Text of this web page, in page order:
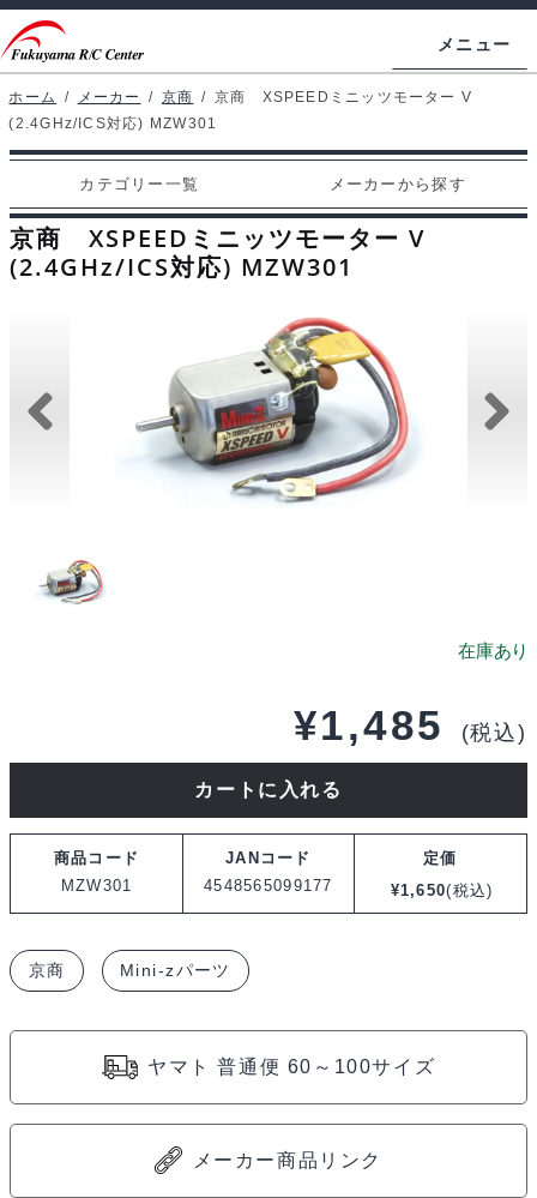
ビ
ゲ
ー
シ
ン
へ
ン
テ
ン
ツ
ス
キ
メニュー
ホームページ
マイアカウント
カート
支払い
メーカーから探す
ホーム / メーカー / 京商 / 京商 XSPEEDミニッツモーター V
(2.4GHz/ICS対応) MZW301
カテゴリー一覧 メーカーから探す
京商 XSPEEDミニッツモーター V
(2.4GHz/ICS対応) MZW301
¥1,485 (税込)
XSPEED
ニ
ッ
ツ
カートに入れる
商品コード
MZW301
JANコード
4548565099177
定価
¥1,650(税込)
京商 Mini-zパーツ
ヤマト 普通便 60～100サイズ
メーカー商品リンク